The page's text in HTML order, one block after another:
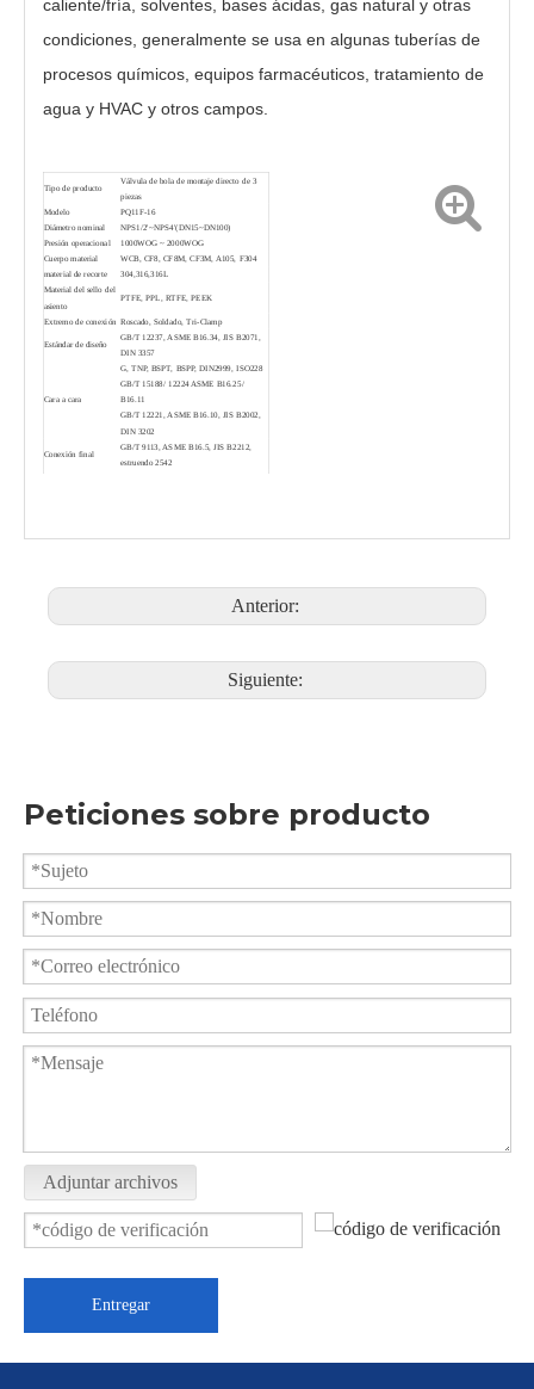
Válvula de bola roscada de 2 piezas Q11F-16P
caliente/fría, solventes, bases ácidas, gas natural y otras
condiciones, generalmente se usa en algunas tuberías de
procesos químicos, equipos farmacéuticos, tratamiento de
agua y HVAC y otros campos.
Tipo de producto
Válvula de bola de montaje directo de 3
piezas
Modelo
PQ11F-16
Diámetro nominal
NPS1/2'~NPS4'(DN15~DN100)
Presión operacional
1000WOG ~ 2000WOG
Cuerpo material
WCB, CF8, CF8M, CF3M, A105, F304
material de recorte
304,316,316L
Material del sello del
asiento
PTFE, PPL, RTFE, PEEK
Extremo de conexión Roscado, Soldado, Tri-Clamp
Estándar de diseño
GB/T 12237, ASME B16.34, JIS B2071,
DIN 3357
Cara a cara
G, TNP, BSPT, BSPP, DIN2999, ISO228
GB/T 15188/ 12224 ASME B16.25/
B16.11
GB/T 12221, ASME B16.10, JIS B2002,
DIN 3202
Conexión final
GB/T 9113, ASME B16.5, JIS B2212,
estruendo 2542
diseño
1) Plataforma de montaje directo ISO 5211
3) Mango de dispositivo de bloqueo
Anterior:
Siguiente:
Peticiones sobre producto
Adjuntar archivos
Entregar